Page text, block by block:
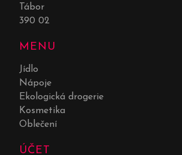
Tábor
390 02
MENU
Jídlo
Nápoje
Ekologická drogerie
Kosmetika
Oblečení
ÚČET